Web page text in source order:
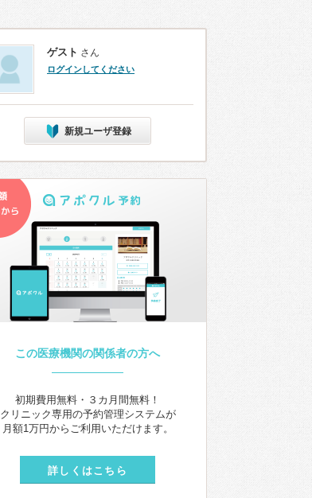
ゲスト さん
ログインしてください
新規ユーザ登録
この医療機関の関係者の方へ
初期費用無料・３カ月間無料！
クリニック専用の予約管理システムが
月額1万円からご利用いただけます。
詳しくはこちら